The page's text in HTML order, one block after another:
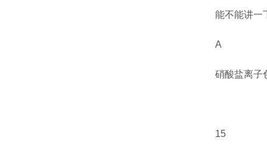
能不能讲一
A
硝酸盐离子
15